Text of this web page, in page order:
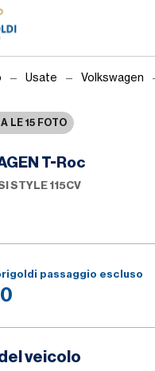
Usate Volkswagen
LE 15 FOTO
T-Roc
STYLE 115CV
passaggio escluso
veicolo